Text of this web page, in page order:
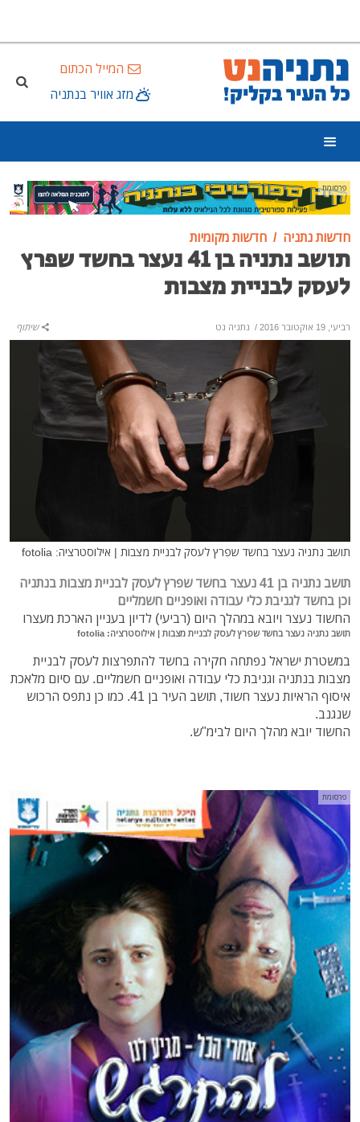
המייל הכתום
מזג אוויר בנתניה
פרסומת
חדשות נתניה חדשות מקומיות
תושב נתניה בן 41 נעצר בחשד שפרץ
לעסק לבניית מצבות
רביעי, 19 אוקטובר 2016 / נתניה נט שיתוף
תושב נתניה נעצר בחשד שפרץ לעסק לבניית מצבות | אילוסטרציה: fotolia
תושב נתניה בן 41 נעצר בחשד שפרץ לעסק לבניית מצבות בנתניה
וכן בחשד לגניבת כלי עבודה ואופניים חשמליים
החשוד נעצר ויובא במהלך היום (רביעי) לדיון בעניין הארכת מעצרו
תושב נתניה נעצר בחשד שפרץ לעסק לבניית מצבות | אילוסטרציה: fotolia
במשטרת ישראל נפתחה חקירה בחשד להתפרצות לעסק לבניית
מצבות בנתניה וגניבת כלי עבודה ואופניים חשמליים. עם סיום מלאכת
איסוף הראיות נעצר חשוד, תושב העיר בן 41. כמו כן נתפס הרכוש
שנגנב.
החשוד יובא מהלך היום לבימ"ש.
פרסומת